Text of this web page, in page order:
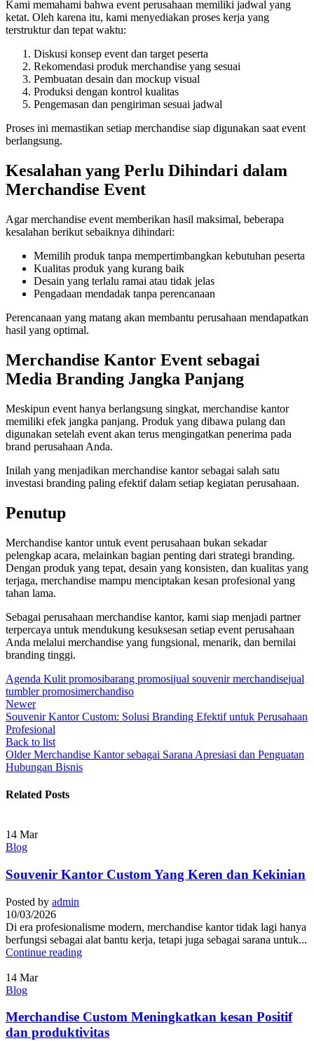
Kami memahami bahwa event perusahaan memiliki jadwal yang
ketat. Oleh karena itu, kami menyediakan proses kerja yang
terstruktur dan tepat waktu:
Diskusi konsep event dan target peserta
Rekomendasi produk merchandise yang sesuai
Pembuatan desain dan mockup visual
Produksi dengan kontrol kualitas
Pengemasan dan pengiriman sesuai jadwal
Proses ini memastikan setiap merchandise siap digunakan saat event
berlangsung.
Kesalahan yang Perlu Dihindari dalam
Merchandise Event
Agar merchandise event memberikan hasil maksimal, beberapa
kesalahan berikut sebaiknya dihindari:
Memilih produk tanpa mempertimbangkan kebutuhan peserta
Kualitas produk yang kurang baik
Desain yang terlalu ramai atau tidak jelas
Pengadaan mendadak tanpa perencanaan
Perencanaan yang matang akan membantu perusahaan mendapatkan
hasil yang optimal.
Merchandise Kantor Event sebagai
Media Branding Jangka Panjang
Meskipun event hanya berlangsung singkat, merchandise kantor
memiliki efek jangka panjang. Produk yang dibawa pulang dan
digunakan setelah event akan terus mengingatkan penerima pada
brand perusahaan Anda.
Inilah yang menjadikan merchandise kantor sebagai salah satu
investasi branding paling efektif dalam setiap kegiatan perusahaan.
Penutup
Merchandise kantor untuk event perusahaan bukan sekadar
pelengkap acara, melainkan bagian penting dari strategi branding.
Dengan produk yang tepat, desain yang konsisten, dan kualitas yang
terjaga, merchandise mampu menciptakan kesan profesional yang
tahan lama.
Sebagai perusahaan merchandise kantor, kami siap menjadi partner
terpercaya untuk mendukung kesuksesan setiap event perusahaan
Anda melalui merchandise yang fungsional, menarik, dan bernilai
branding tinggi.
Agenda Kulit promosibarang promosijual souvenir merchandisejual
tumbler promosimerchandiso
Newer
Souvenir Kantor Custom: Solusi Branding Efektif untuk Perusahaan
Profesional
Back to list
Older Merchandise Kantor sebagai Sarana Apresiasi dan Penguatan
Hubungan Bisnis
Related Posts
14 Mar
Blog
Souvenir Kantor Custom Yang Keren dan Kekinian
Posted by admin
10/03/2026
Di era profesionalisme modern, merchandise kantor tidak lagi hanya
berfungsi sebagai alat bantu kerja, tetapi juga sebagai sarana untuk...
Continue reading
14 Mar
Blog
Merchandise Custom Meningkatkan kesan Positif
dan produktivitas